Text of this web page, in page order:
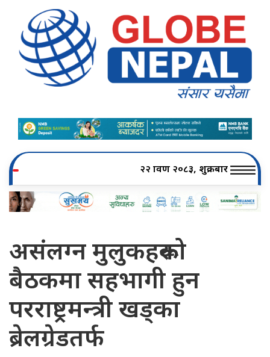
२२ श्रावण २०८३, शुक्रबार
असंलग्न मुलुकहरूको
बैठकमा सहभागी हुन
परराष्ट्रमन्त्री खड्का
ब्रेलग्रेडतर्फ